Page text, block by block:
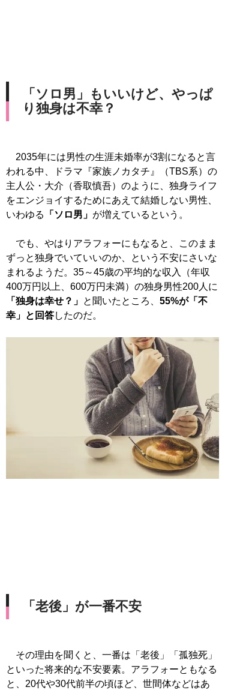
「ソロ男」もいいけど、やっぱ
り独身は不幸？
2035年には男性の生涯未婚率が3割になると言
われる中、ドラマ『家族ノカタチ』（TBS系）の
主人公・大介（香取慎吾）のように、独身ライフ
をエンジョイするためにあえて結婚しない男性、
いわゆる
「ソロ男」 が増えているという。
でも、やはりアラフォーにもなると、このまま
ずっと独身でいていいのか、という不安にさいな
まれるようだ。35～45歳の平均的な収入（年収
400万円以上、600万円未満）の独身男性200人に
「独身は幸せ？」 と聞いたところ、 55%が「不
幸」と回答したのだ。
「老後」が一番不安
その理由を聞くと、一番は「老後」「孤独死」
といった将来的な不安要素。アラフォーともなる
と、20代や30代前半の頃ほど、世間体などはあ